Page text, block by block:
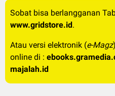
Sobat bisa berlangganan
www.gridstore.id.
Atau versi elektronik (e-Magz
online di :
majalah.id